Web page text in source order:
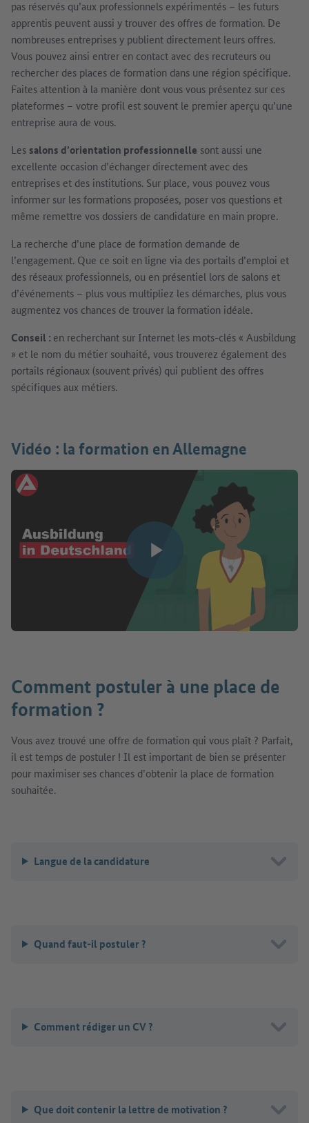
pas réservés qu’aux professionnels expérimentés – les futurs
apprentis peuvent aussi y trouver des offres de formation. De
nombreuses entreprises y publient directement leurs offres.
Vous pouvez ainsi entrer en contact avec des recruteurs ou
rechercher des places de formation dans une région spécifique.
Faites attention à la manière dont vous vous présentez sur ces
plateformes – votre profil est souvent le premier aperçu qu’une
entreprise aura de vous.
Les salons d’orientation professionnelle sont aussi une
excellente occasion d’échanger directement avec des
entreprises et des institutions. Sur place, vous pouvez vous
informer sur les formations proposées, poser vos questions et
même remettre vos dossiers de candidature en main propre.
La recherche d’une place de formation demande de
l’engagement. Que ce soit en ligne via des portails d’emploi et
des réseaux professionnels, ou en présentiel lors de salons et
d’événements – plus vous multipliez les démarches, plus vous
augmentez vos chances de trouver la formation idéale.
Conseil : en recherchant sur Internet les mots-clés « Ausbildung
» et le nom du métier souhaité, vous trouverez également des
portails régionaux (souvent privés) qui publient des offres
spécifiques aux métiers.
Lire la vidéo
Vidéo : la formation en Allemagne
Comment postuler à une place de
formation ?
Vous avez trouvé une offre de formation qui vous plaît ? Parfait,
il est temps de postuler ! Il est important de bien se présenter
pour maximiser ses chances d’obtenir la place de formation
souhaitée.
Langue de la candidature
Quand faut-il postuler ?
Comment rédiger un CV ?
Que doit contenir la lettre de motivation ?